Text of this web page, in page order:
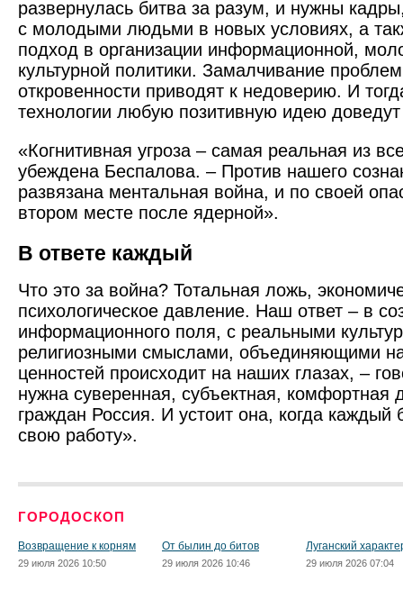
развернулась битва за разум, и нужны
с молодыми людьми в новых условиях, а
подход в организации информационной,
культурной политики. Замалчивание
откровенности приводят к недоверию. И
технологии любую позитивную идею
«Когнитивная угроза – самая реальная из
убеждена Беспалова. – Против нашего
развязана ментальная война, и по своей
втором месте после ядерной».
В ответе каждый
Что это за война? Тотальная ложь,
психологическое давление. Наш ответ – в
информационного поля, с реальными
религиозными смыслами, объединяющими
ценностей происходит на наших глазах, –
нужна суверенная, субъектная, комфорт­ная
граждан Россия. И устоит она, когда каждый
свою работу».
ГОРОДОСКОП
Возвращение к корням
29 июля 2026 10:50
От былин до битов
29 июля 2026 10:46
Луганский
29 июля 2026 07:04